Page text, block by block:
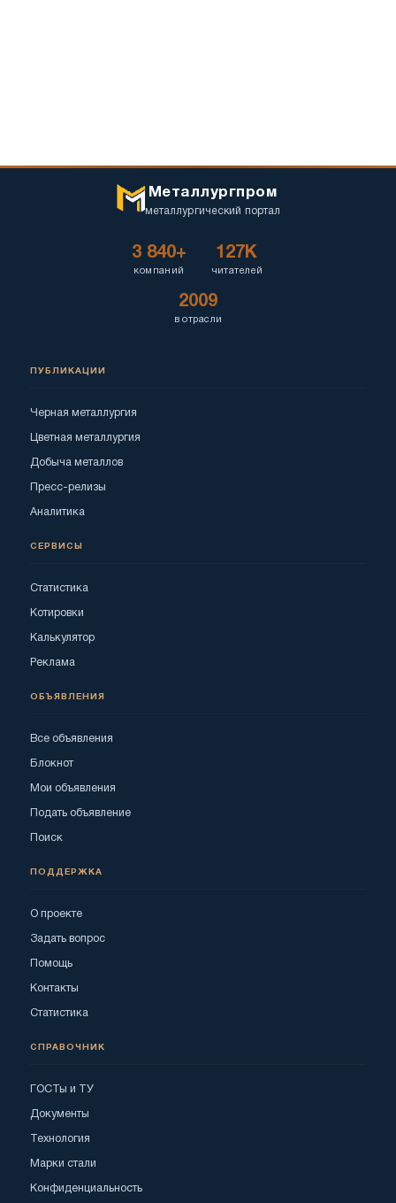
Металлургпром
металлургический портал
3 840+
компаний
127K
читателей
2009
в отрасли
ПУБЛИКАЦИИ
Черная металлургия
Цветная металлургия
Добыча металлов
Пресс-релизы
Аналитика
СЕРВИСЫ
Статистика
Котировки
Калькулятор
Реклама
ОБЪЯВЛЕНИЯ
Все объявления
Блокнот
Мои объявления
Подать объявление
Поиск
ПОДДЕРЖКА
О проекте
Задать вопрос
Помощь
Контакты
Статистика
СПРАВОЧНИК
ГОСТы и ТУ
Документы
Технология
Марки стали
Конфиденциальность